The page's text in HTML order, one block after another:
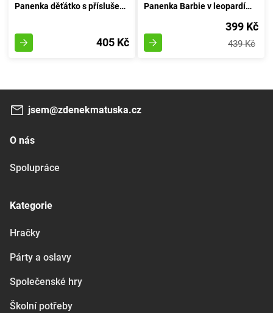
Panenka děťátko s příslušenstvím 30 cm
405 Kč
Panenka Barbie v leopardím rouchu
399 Kč
439 Kč
jsem@zdenekmatuska.cz
O nás
Spolupráce
Kategorie
Hračky
Párty a oslavy
Společenské hry
Školní potřeby